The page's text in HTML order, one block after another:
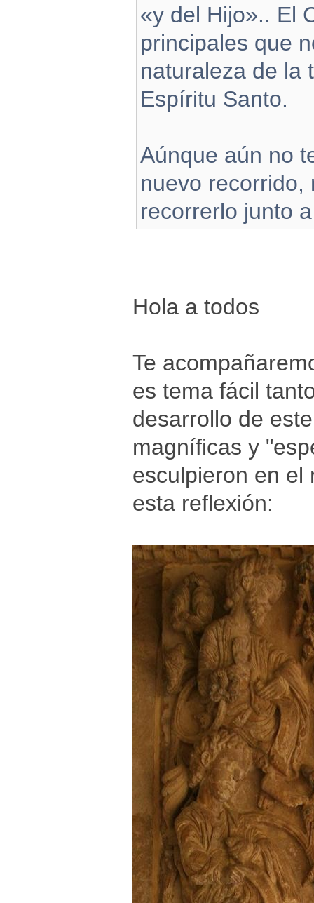
«y del Hijo».. El
principales que
naturaleza de la
Espíritu Santo.
Aúnque aún no
nuevo recorrido,
recorrerlo junto
Hola a todos
Te
es tema fácil
desarrollo de
magníficas y
esculpieron en el
esta reflexión: